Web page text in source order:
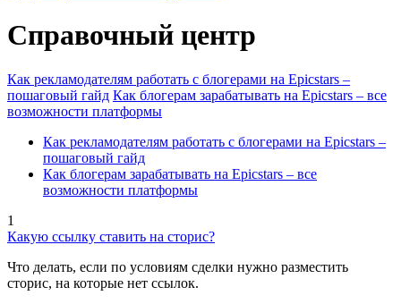
Справочный центр
Как рекламодателям работать с блогерами на Epicstars –
пошаговый гайд Как блогерам зарабатывать на Epicstars – все
возможности платформы
Как рекламодателям работать с блогерами на Epicstars –
пошаговый гайд
Как блогерам зарабатывать на Epicstars – все
возможности платформы
1
Какую ссылку ставить на сторис?
Что делать, если по условиям сделки нужно разместить
сторис, на которые нет ссылок.